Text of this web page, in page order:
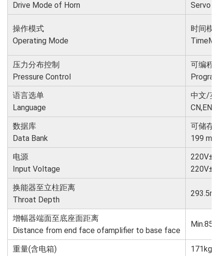
Drive Mode of Horn
Servo
操作模式
Operating Mode
时间模
压力分布控制
Pressure Control
可编程
语言选单
Language
中文/英
CN,EN
数据库
Data Bank
可储存
199
电源
Input Voltage
换能器至立柱距离
Throat Depth
增幅器端面至底座面距离
Distance from end face ofamplifier to base face
重量(含电箱)
171kg(